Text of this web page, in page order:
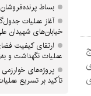
۴ کرج
بساط
آغاز عملیات
خیابان‌های شهیدان
ارتقای کیفیت
عملیات نگهداشت و
پروژه‌های
تأکید بر تسریع